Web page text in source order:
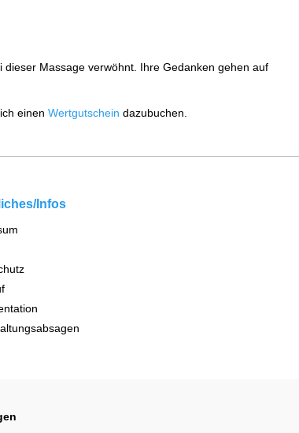
Massage verwöhnt. Ihre Gedanken gehen auf
einen Wertgutschein dazubuchen.
Infos